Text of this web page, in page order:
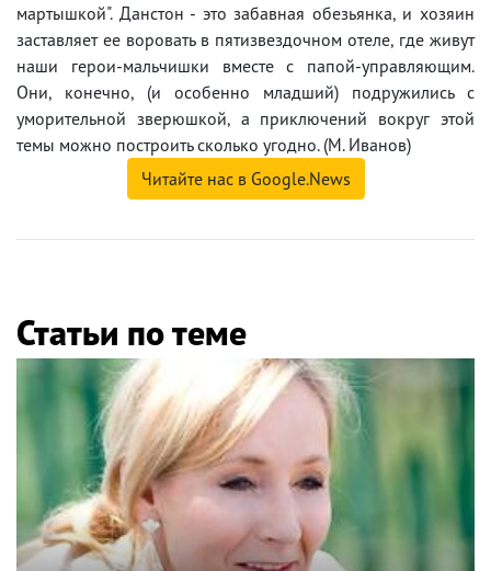
мартышкой". Данстон - это забавная обезьянка, и хозяин
заставляет ее воровать в пятизвездочном отеле, где живут
наши герои-мальчишки вместе с папой-управляющим.
Они, конечно, (и особенно младший) подружились с
уморительной зверюшкой, а приключений вокруг этой
темы можно построить сколько угодно. (М. Иванов)
Читайте нас в Google.News
Статьи по теме